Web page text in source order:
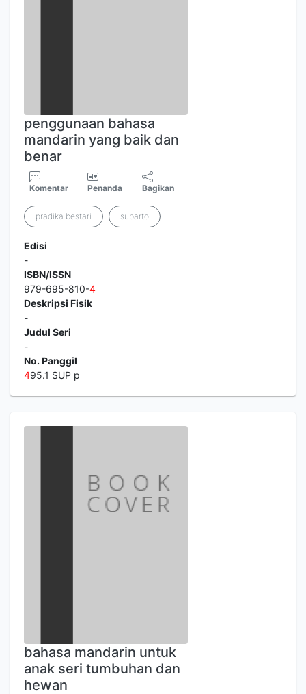
penggunaan bahasa
mandarin yang baik dan
benar
Komentar Penanda Bagikan
pradika bestari suparto
Edisi
-
ISBN/ISSN
979-695-810-4
Deskripsi Fisik
-
Judul Seri
-
No. Panggil
495.1 SUP p
bahasa mandarin untuk
anak seri tumbuhan dan
hewan